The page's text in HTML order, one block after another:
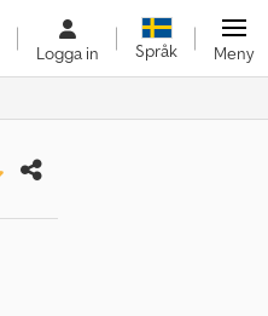
Logga in Språk Meny